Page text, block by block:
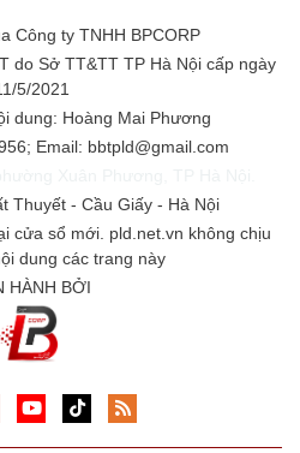
Công ty TNHH BPCORP
do Sở TT&TT TP Hà Nội cấp ngày
5/2021
dung: Hoàng Mai Phương
Email: bbtpld@gmail.com
Thuyết - Cầu Giấy - Hà Nội
cửa sổ mới. pld.net.vn không chịu
dung các trang này
HÀNH BỞI